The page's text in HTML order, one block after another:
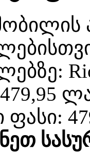
479,95
ფასი: